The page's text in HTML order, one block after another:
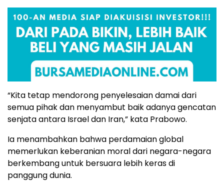
“Kita tetap mendorong penyelesaian damai dari
semua pihak dan menyambut baik adanya gencatan
senjata antara Israel dan Iran,” kata Prabowo.
Ia menambahkan bahwa perdamaian global
memerlukan keberanian moral dari negara-negara
berkembang untuk bersuara lebih keras di
panggung dunia.